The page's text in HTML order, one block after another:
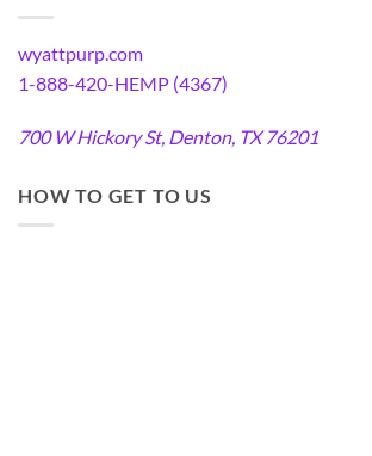
wyattpurp.com
1-888-420-HEMP (4367)
700 W Hickory St, Denton, TX 76201
HOW TO GET TO US